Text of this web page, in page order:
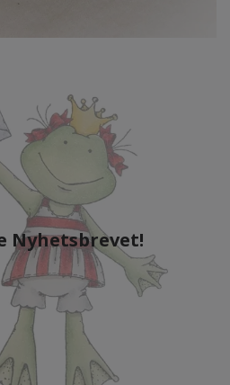
Nyhetsbrevet!